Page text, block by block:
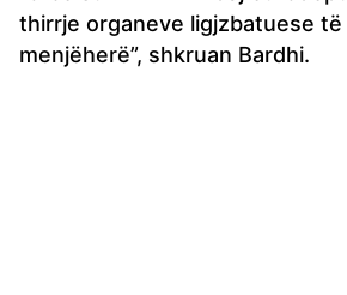
thirrje organeve ligjzbatuese
menjëherë”, shkruan Bardhi.